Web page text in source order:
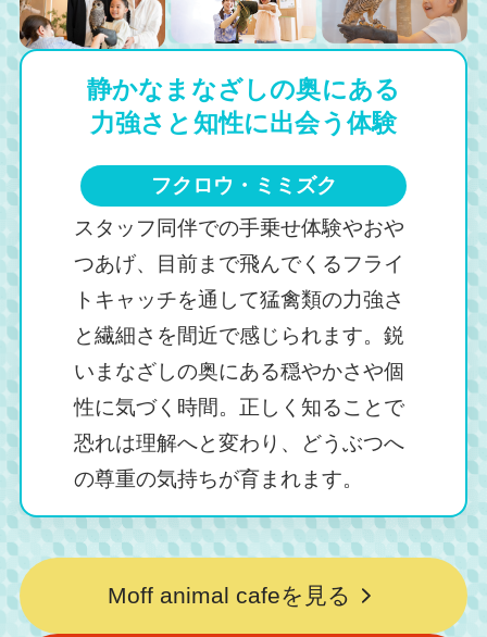
静かなまなざしの奥にある
力強さと知性に出会う体験
フクロウ・ミミズク
スタッフ同伴での手乗せ体験やおや
つあげ、目前まで飛んでくるフライ
トキャッチを通して猛禽類の力強さ
と繊細さを間近で感じられます。鋭
いまなざしの奥にある穏やかさや個
性に気づく時間。正しく知ることで
恐れは理解へと変わり、どうぶつへ
の尊重の気持ちが育まれます。
Moff animal cafeを見る